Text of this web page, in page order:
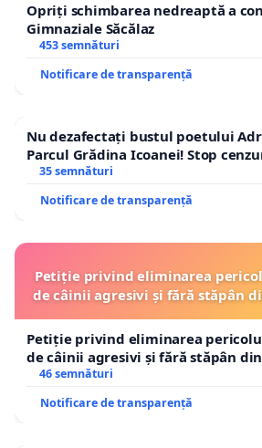
Opriți schimbarea nedreaptă a
Gimnaziale Săcălaz
453 semnături
Notificare de transparență
Nu dezafectați bustul poetului
Parcul Grădina Icoanei! Stop
35 semnături
Notificare de transparență
Petiție privind eliminarea
de câinii agresivi și fără stăpân
Petiție privind eliminarea
de câinii agresivi și fără stăpân
46 semnături
Notificare de transparență